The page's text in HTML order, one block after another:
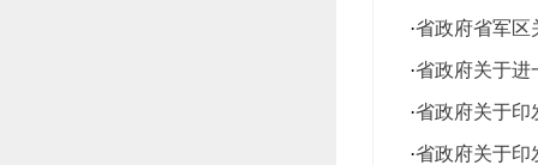
·省政府省军区
·省政府关于进
·省政府关于印
·省政府关于印